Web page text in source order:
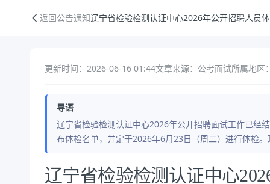
返回公告通知辽宁省检验检测认证中心2026年公开招聘人员
更新时间：2026-06-16 01:44文章来源：公考面试所属地区
导语
辽宁省检验检测认证中心2026年公开招聘面试工作已经
布体检名单，并定于2026年6月23日（周二）进行体检
公告正文
辽宁省检验检测认证中心